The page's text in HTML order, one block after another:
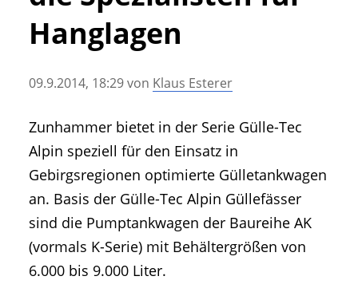
• Geschichte und Geschichten
• Messen und Veranstaltungen
• Agritechnica Neuheiten Archiv
Hanglagen
09.9.2014, 18:29von Klaus Esterer
Zunhammer bietet in der Serie Gülle-Tec
Alpin speziell für den Einsatz in
Gebirgsregionen optimierte Gülletankwagen
an. Basis der Gülle-Tec Alpin Güllefässer
sind die Pumptankwagen der Baureihe AK
(vormals K-Serie) mit Behältergrößen von
6.000 bis 9.000 Liter.